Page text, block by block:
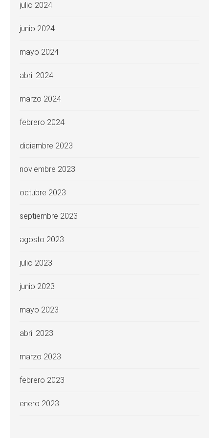
julio 2024
junio 2024
mayo 2024
abril 2024
marzo 2024
febrero 2024
diciembre 2023
noviembre 2023
octubre 2023
septiembre 2023
agosto 2023
julio 2023
junio 2023
mayo 2023
abril 2023
marzo 2023
febrero 2023
enero 2023